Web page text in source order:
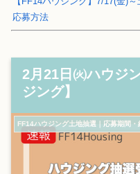
応募方法
2月21日㈫ハウジ
ジング】
FF14ハウジング土地抽選｜応募期間